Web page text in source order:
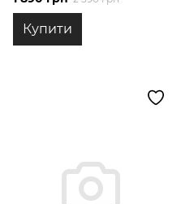
Купити